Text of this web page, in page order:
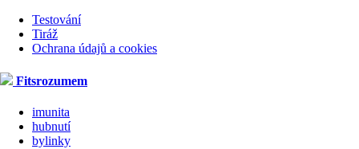
Testování
Tiráž
Ochrana údajů a cookies
Fitsrozumem
imunita
hubnutí
bylinky